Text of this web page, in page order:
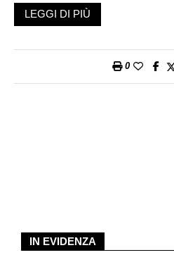
LEGGI DI PIÙ
0
IN EVIDENZA